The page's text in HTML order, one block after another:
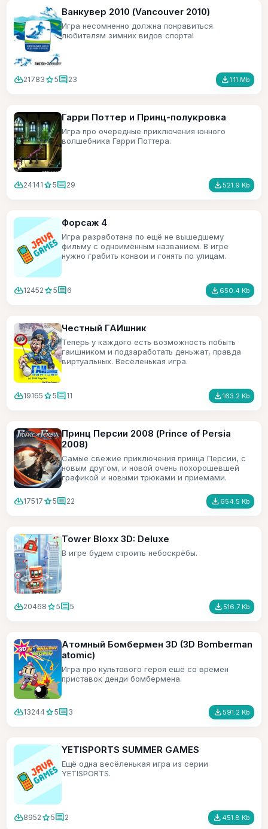
Ванкувер 2010 (Vancouver 2010)
Игра несомненно должна понравиться
любителям зимних видов спорта!
cloud_download21783 star5comment23 file_download1.11 Mb
Гарри Поттер и Принц-полукровка
Игра про очередные приключения юнного
волшебника Гарри Поттера.
cloud_download24141 star5comment29 file_download 521.9 Kb
Форсаж 4
Игра разработана по ещё не вышедшему
фильму с одноимённым названием. В игре
нужно грабить конвои и гонять по улицам.
cloud_download12452 star5comment6 file_download 650.4 Kb
Честный ГАИшник
Теперь у каждого есть возможность побыть
гаишником и подзаработать деньжат, правда
виртуальных. Весёленькая игра.
cloud_download19165 star5comment11 file_download163.2 Kb
Принц Персии 2008 (Prince of Persia
2008)
Самые свежие приключения принца Персии, с
новым другом, и новой очень похорошевшей
графикой и новыми трюками и приемами.
cloud_download17517 star5comment22 file_download 654.5 Kb
Tower Bloxx 3D: Deluxe
В игре будем строить небоскрёбы.
cloud_download20468 star5comment5 file_download 516.7 Kb
Атомный Бомбермен 3D (3D Bomberman
atomic)
Игра про культового героя ешё со времен
приставок денди бомбермена.
cloud_download13244 star5comment3 file_download 591.2 Kb
YETISPORTS SUMMER GAMES
Ещё одна весёленькая игра из серии
YETISPORTS.
cloud_download8952 star5comment2 file_download 451.8 Kb